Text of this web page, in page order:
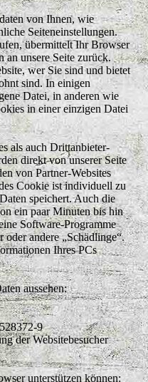
von Ihnen, wie
Seiteneinstellungen.
übermittelt Ihr Browser
an unsere Seite zurück.
wer Sie sind und bietet
sind. In einigen
Datei, in anderen wie
in einer einzigen Datei
als auch Drittanbieter-
direkt von unserer Seite
von Partner-Websites
Cookie ist individuell zu
speichert. Auch die
ein paar Minuten bis hin
Software-Programme
andere „Schädlinge“.
Ihres PCs
aussehen:
9
der Websitebesucher
unterstützen können: